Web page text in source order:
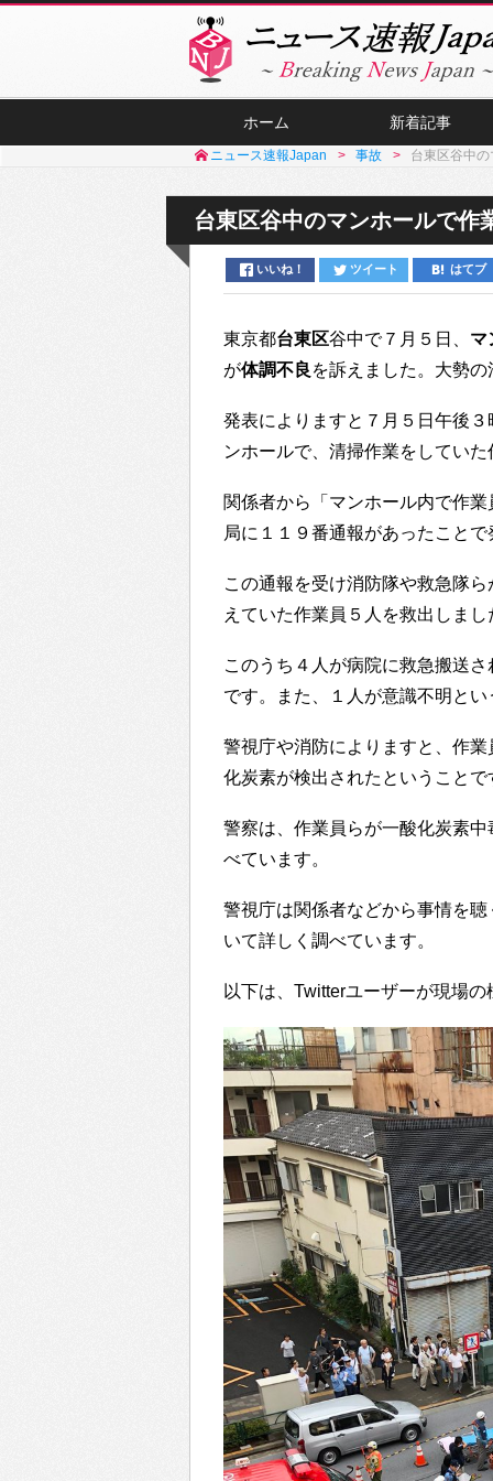
ホーム 新着記事
ニュース速報Japan 事故 台東区谷中
台東区谷中のマンホールで作
いいね！ ツイート はてブ
東京都台東区谷中で７月５日、 マ
が体調不良 を訴えました。大勢
発表によりますと７月５日午後
ンホールで、清掃作業をしてい
関係者から「マンホール内で作
局に１１９番通報があったことで
この通報を受け消防隊や救急隊
えていた作業員５人を救出しまし
このうち４人が病院に救急搬送
です。また、１人が意識不明と
警視庁や消防によりますと、作
化炭素が検出されたということで
警察は、作業員らが一酸化炭素
べています。
警視庁は関係者などから事情を
いて詳しく調べています。
以下は、Twitterユーザーが現場